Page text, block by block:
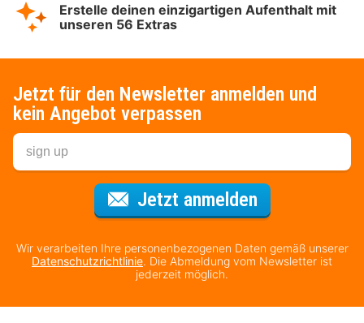
Erstelle deinen einzigartigen Aufenthalt mit
unseren 56 Extras
Jetzt für den Newsletter anmelden und
kein Angebot verpassen
Jetzt anmeldenFür den
Wir verarbeiten Ihre personenbezogenen Daten gemäß unserer
Datenschutzrichtlinie. Die Abmeldung vom Newsletter ist
jederzeit möglich.